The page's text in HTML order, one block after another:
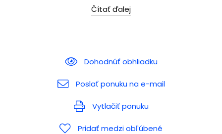
Čítať ďalej
Dohodnúť obhliadku
Poslať ponuku na e-mail
Vytlačiť ponuku
Pridať medzi obľúbené